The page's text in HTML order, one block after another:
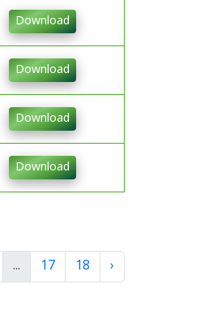
Download
Download
Download
Download
... 17 18 ›